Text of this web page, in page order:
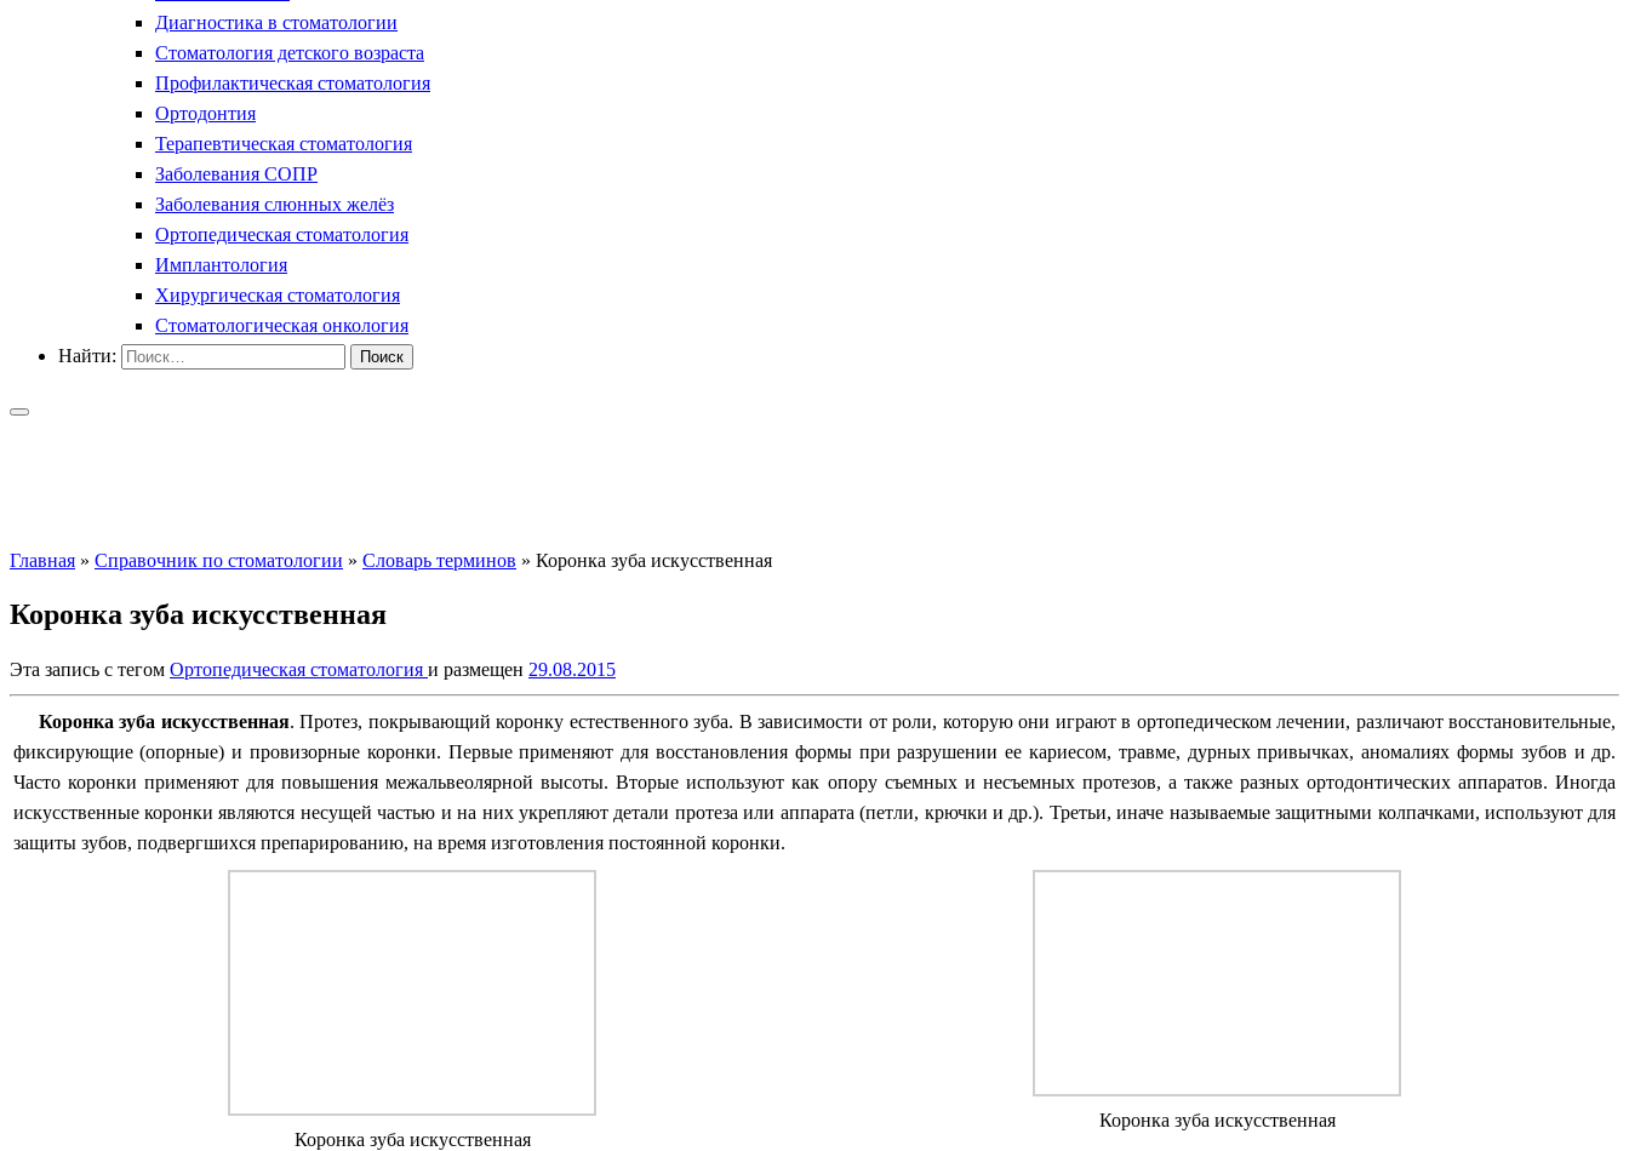
Диагностика в стоматологии
Стоматология детского возраста
Профилактическая стоматология
Ортодонтия
Терапевтическая стоматология
Заболевания СОПР
Заболевания слюнных желёз
Ортопедическая стоматология
Имплантология
Хирургическая стоматология
Стоматологическая онкология
Найти:
Главная » Справочник по стоматологии » Словарь терминов » Коронка зуба искусственная
Коронка зуба искусственная
Эта запись с тегом Ортопедическая стоматология и размещен 29.08.2015
Коронка зуба искусственная.Протез, покрывающий коронку естественного зуба. В зависимости от роли, которую они играют в ортопедическом лечении, различают восстановительные,
фиксирующие (опорные) и провизорные коронки. Первые применяют для восстановления формы при разрушении ее кариесом, травме, дурных привычках, аномалиях формы зубов и др.
Часто коронки применяют для повышения межальвеолярной высоты. Вторые используют как опору съемных и несъемных протезов, а также разных ортодонтических аппаратов. Иногда
искусственные коронки являются несущей частью и на них укрепляют детали протеза или аппарата (петли, крючки и др.). Третьи, иначе называемые защитными колпачками, используют для
защиты зубов, подвергшихся препарированию, на время изготовления постоянной коронки.
Коронка зуба искусственная
Коронка зуба искусственная